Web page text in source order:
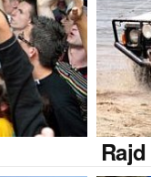
Rajd